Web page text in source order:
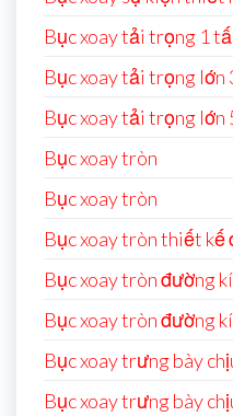
Bục xoay tải trọng 1
Bục xoay tải trọng lớn
Bục xoay tải trọng lớn
Bục xoay tròn
Bục xoay tròn
Bục xoay tròn thiết kế
Bục xoay tròn đường
Bục xoay tròn đường
Bục xoay trưng bày
Bục xoay trưng bày